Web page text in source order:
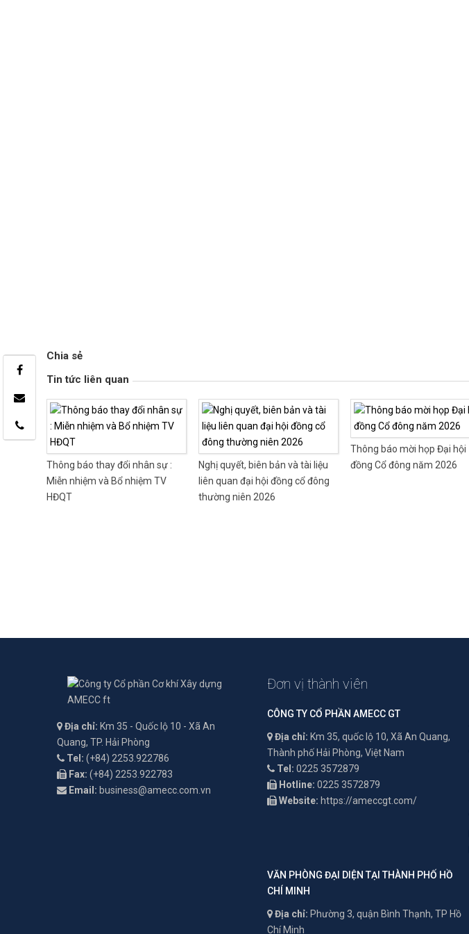
Chia sẻ
Tin tức liên quan
Thông báo thay đổi nhân sự :
Miễn nhiệm và Bổ nhiệm TV
HĐQT
Nghị quyết, biên bản và tài liệu
liên quan đại hội đồng cổ đông
thường niên 2026
Thông báo mời họp Đại hội
đồng Cổ đông năm 2026
Địa chỉ: Km 35 - Quốc lộ 10 - Xã An
Quang, TP. Hải Phòng
Tel: (+84) 2253.922786
Fax: (+84) 2253.922783
Email: business@amecc.com.vn
Đơn vị thành viên
CÔNG TY CỔ PHẦN AMECC GT
Địa chỉ: Km 35, quốc lộ 10, Xã An Quang,
Thành phố Hải Phòng, Việt Nam
Tel: 0225 3572879
Hotline: 0225 3572879
Website: https://ameccgt.com/
VĂN PHÒNG ĐẠI DIỆN TẠI THÀNH PHỐ HỒ
CHÍ MINH
Địa chỉ: Phường 3, quận Bình Thạnh, TP Hồ
Chí Minh